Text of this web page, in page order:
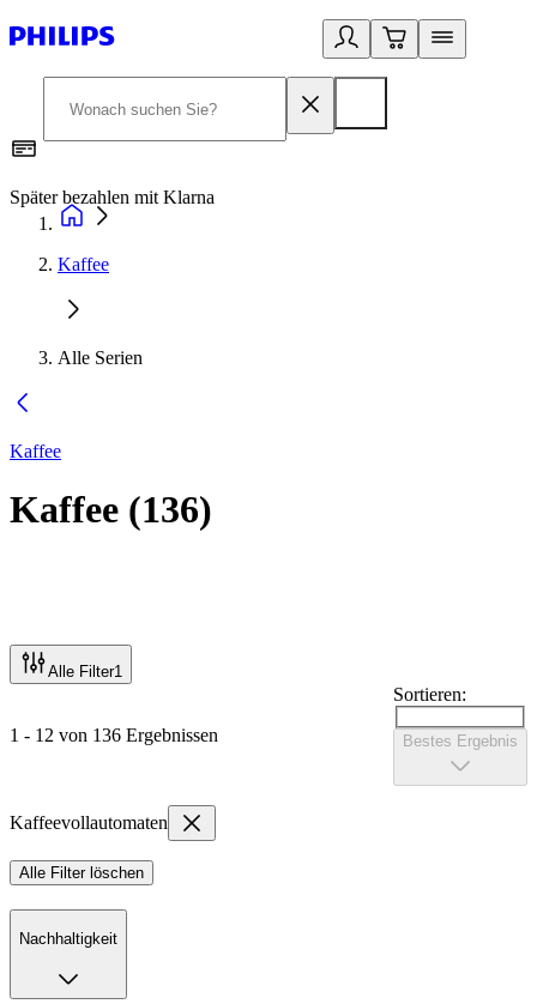
Später bezahlen mit Klarna
Kaffee
Alle Serien
Kaffee
Kaffee (136)
Alle Filter1
1 - 12 von 136 Ergebnissen
Sortieren:
Bestes Ergebnis
Kaffeevollautomaten
Alle Filter löschen
Nachhaltigkeit